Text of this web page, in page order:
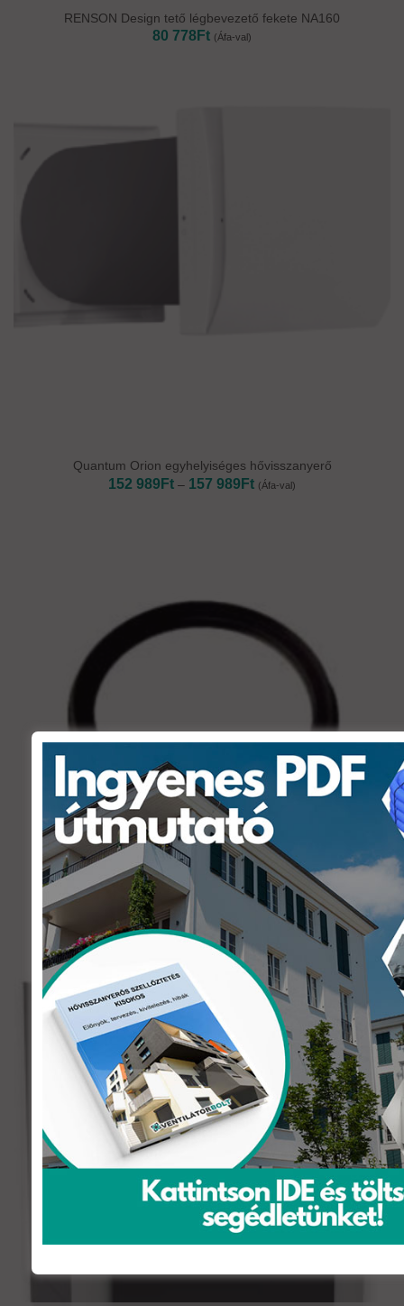
RENSON Design tető légbevezető fekete NA160
80 778Ft (Áfa-val)
Quantum Orion egyhelyiséges hővisszanyerő
152 989 Ft – 157 989 FtÁrtartomány:
152
(Áfa-val)
Tömítőgyűrű központi szellőztető rendszerekhez DN75
602Ft (Áfa-val)